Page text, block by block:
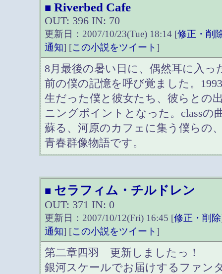
■ Riverbed Cafe
OUT: 396 IN: 70
更新日：2007/10/23(Tue) 18:14 [修正・削
通知] [この小説をツイート]
8月最後の暑い日に、偶然耳に入っ
前の僕の記憶を呼び覚ました。
生だった僕と彼女たち、彼らとの
ニングポイントとなった。classの
蘇る、河原のカフェに集う僕らの
青春群像物語です。
■ セラフィム・チルドレン
OUT: 371 IN: 0
更新日：2007/10/12(Fri) 16:45 [修正・削除
通知] [この小説をツイート]
第二章四羽 更新しましたっ！
銀河スケールでお届けするファン